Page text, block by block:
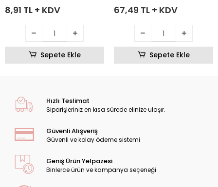
8,91 TL + KDV
Sepete Ekle
67,49 TL + KDV
Sepete Ekle
Hızlı Teslimat
Siparişleriniz en kısa sürede elinize ulaşır.
Güvenli Alışveriş
Güvenli ve kolay ödeme sistemi
Geniş Ürün Yelpazesi
Binlerce ürün ve kampanya seçeneği